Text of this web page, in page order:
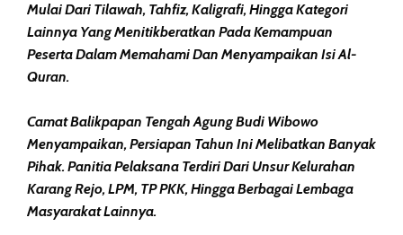
Mulai Dari Tilawah, Tahfiz, Kaligrafi, Hingga Kategori
Lainnya Yang Menitikberatkan Pada Kemampuan
Peserta Dalam Memahami Dan Menyampaikan Isi Al-
Quran.
Camat Balikpapan Tengah Agung Budi Wibowo
Menyampaikan, Persiapan Tahun Ini Melibatkan Banyak
Pihak. Panitia Pelaksana Terdiri Dari Unsur Kelurahan
Karang Rejo, LPM, TP PKK, Hingga Berbagai Lembaga
Masyarakat Lainnya.